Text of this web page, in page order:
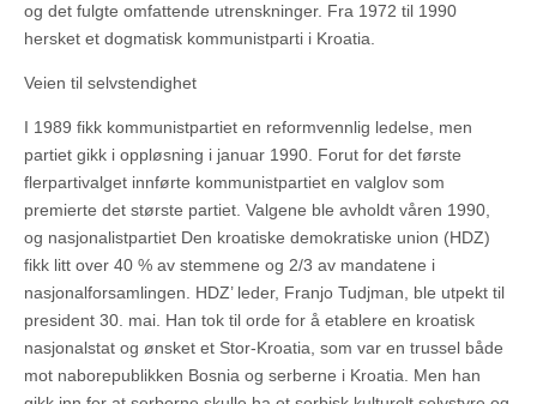
og det fulgte omfattende utrenskninger. Fra 1972 til 1990
hersket et dogmatisk kommunistparti i Kroatia.
Veien til selvstendighet
I 1989 fikk kommunistpartiet en reformvennlig ledelse, men
partiet gikk i oppløsning i januar 1990. Forut for det første
flerpartivalget innførte kommunistpartiet en valglov som
premierte det største partiet. Valgene ble avholdt våren 1990,
og nasjonalistpartiet Den kroatiske demokratiske union (HDZ)
fikk litt over 40 % av stemmene og 2/3 av mandatene i
nasjonalforsamlingen. HDZ’ leder, Franjo Tudjman, ble utpekt til
president 30. mai. Han tok til orde for å etablere en kroatisk
nasjonalstat og ønsket et Stor-Kroatia, som var en trussel både
mot naborepublikken Bosnia og serberne i Kroatia. Men han